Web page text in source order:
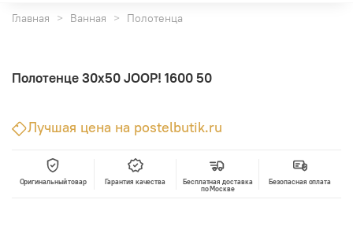
Главная Ванная Полотенца
Полотенце 30х50 JOOP! 1600 50
Лучшая цена на postelbutik.ru
Оригинальный товар Гарантия качества
Бесплатная доставка
по Москве
Безопасная оплата